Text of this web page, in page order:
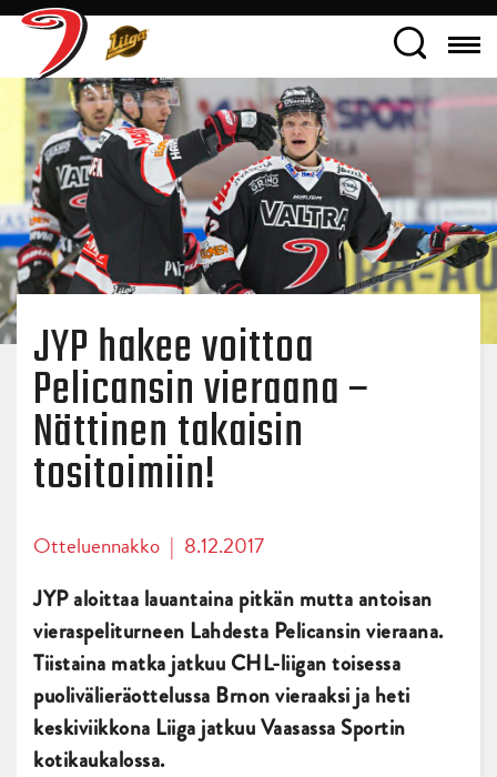
JYP hakee voittoa
Pelicansin vieraana –
Nättinen takaisin
tositoimiin!
Otteluennakko | 8.12.2017
JYP aloittaa lauantaina pitkän mutta antoisan
vieraspeliturneen Lahdesta Pelicansin vieraana.
Tiistaina matka jatkuu CHL-liigan toisessa
puolivälieräottelussa Brnon vieraaksi ja heti
keskiviikkona Liiga jatkuu Vaasassa Sportin
kotikaukalossa.